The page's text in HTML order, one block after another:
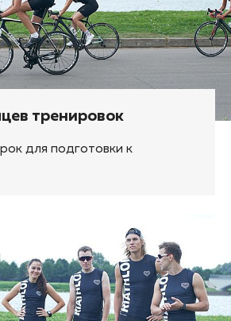
тренировок
для подготовки к